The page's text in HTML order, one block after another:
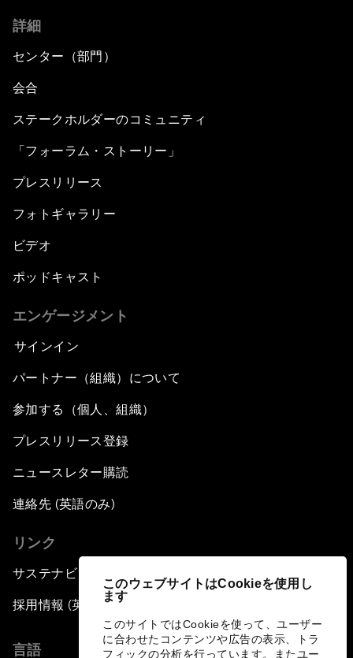
このウェブサイトはCookieを使用し
ます
このサイトではCookieを使って、ユーザー
に合わせたコンテンツや広告の表示、トラ
フィックの分析を行っています。またユー
詳細
センター（部門）
会合
ステークホルダーのコミュニティ
「フォーラム・ストーリー」
プレスリリース
フォトギャラリー
ビデオ
ポッドキャスト
エンゲージメント
サインイン
パートナー（組織）について
参加する（個人、組織）
プレスリリース登録
ニュースレター購読
連絡先 (英語のみ)
リンク
サステナビリティへの取り組み
採用情報 (英語のみ)
言語